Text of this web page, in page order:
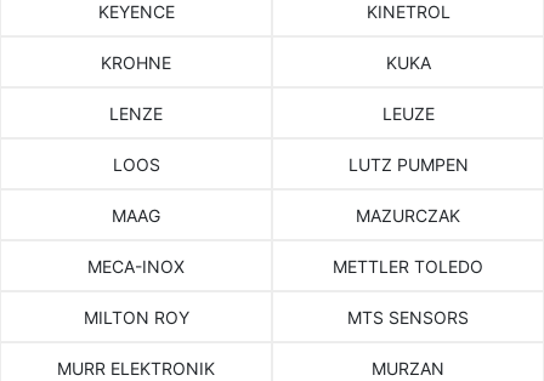
KEYENCE KINETROL
KROHNE KUKA
LENZE LEUZE
LOOS LUTZ PUMPEN
MAAG MAZURCZAK
MECA-INOX METTLER TOLEDO
MILTON ROY MTS SENSORS
MURR ELEKTRONIK MURZAN